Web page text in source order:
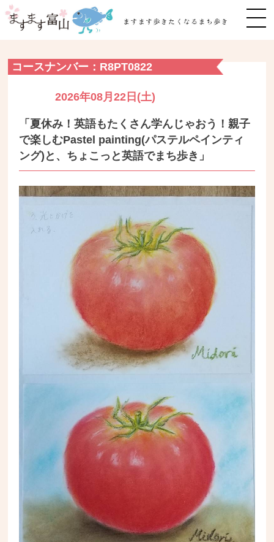
コースナンバー：R8PT0822
2026年08月22日(土)
「夏休み！英語もたくさん学んじゃおう！親子
で楽しむPastel painting(パステルペインティ
ング)と、ちょこっと英語でまち歩き」